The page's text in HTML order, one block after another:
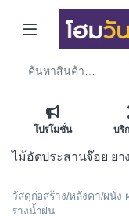
Skip to navigation
Skip to content
โปรโมชั่น บริ
ไม้อัดประสานจ๊อย ยา
วัสดุก่อสร้าง/หลังคา/ผนัง
รางน้ำฝน